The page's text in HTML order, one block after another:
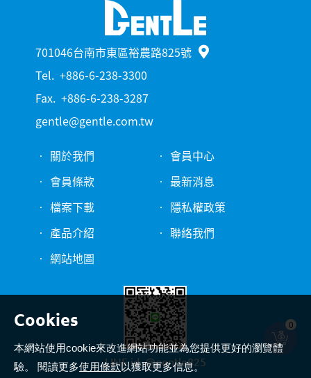
本網站使用cookie來改進網站功能並為您提供更好的瀏覽體
驗。 閱讀更多使用條款以獲取更多信息。
701046台南市東區裕農路825號
Tel. +886-6-238-3300
Fax. +886-6-238-3287
gentle@gentle.com.tw
關於我們
會員中心
會員條款
最新消息
檔案下載
隱私權政策
產品介紹
聯絡我們
網站地圖
LINE id.@gentle825
0